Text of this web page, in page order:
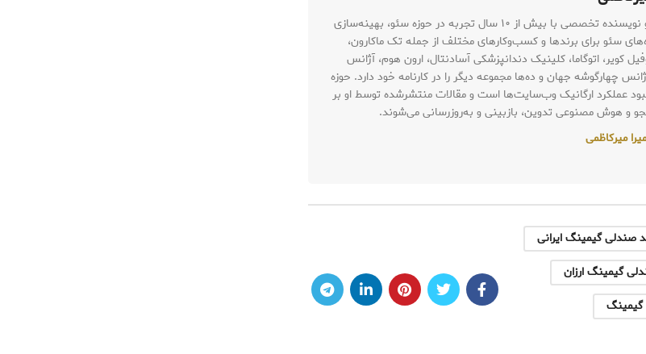
سمیرا سادات میرکاظمی متخصص سئو (SEO Specialist)، استراتژیست محتوا و نویسنده تخصصی با بیش از ۱۰ سال تجربه در حوزه سئو، بهینه‌سازی
سئو برای برندها و کسب‌وکارهای مختلف از جمله تک ماکارون،
کویر، اتوگاما، کلینیک دندانپزشکی آسادنتال، ارون هوم، آژانس
چهارگوشه جهان و ده‌ها مجموعه دیگر را در کارنامه خود دارد. حوزه
عملکرد ارگانیک وب‌سایت‌ها است و مقالات منتشرشده توسط او بر
و هوش مصنوعی تدوین، بازبینی و به‌روزرسانی می‌شوند.
صندلی گیمینگ ایرانی
گیمینگ ارزان